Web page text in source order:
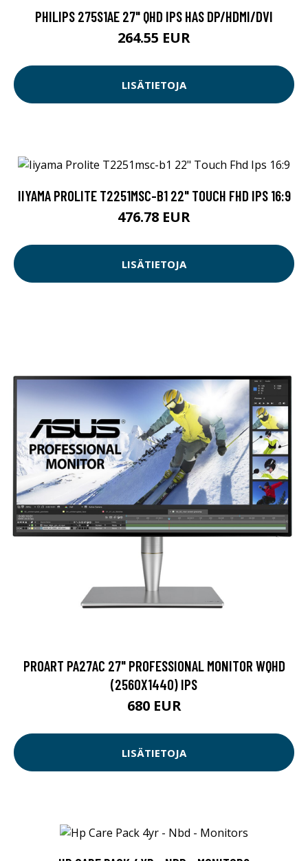
PHILIPS 275S1AE 27" QHD IPS HAS DP/HDMI/DVI
264.55 EUR
LISÄTIETOJA
IIYAMA PROLITE T2251MSC-B1 22" TOUCH FHD IPS 16:9
476.78 EUR
LISÄTIETOJA
PROART PA27AC 27" PROFESSIONAL MONITOR WQHD
(2560X1440) IPS
680 EUR
LISÄTIETOJA